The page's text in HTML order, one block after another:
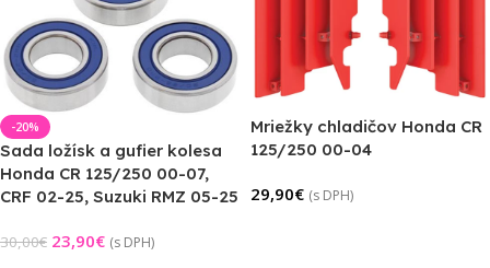
-20%
Sada ložísk a gufier kolesa
Honda CR 125/250 00-07,
CRF 02-25, Suzuki RMZ 05-25
30,00€ 23,90€ (s DPH)
Mriežky chladičov Honda CR
125/250 00-04
29,90€ (s DPH)